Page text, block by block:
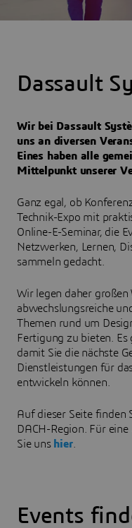
Dassault
Wir bei Dassault
uns an diversen
Eines haben alle
Mittelpunkt unserer
Ganz egal, ob
Technik-Expo mit
Online-E-Seminar, die
Netzwerken, Lernen,
sammeln gedacht.
Wir legen daher
abwechslungsreiche
Themen rund um
Fertigung zu bieten.
damit Sie die nächste
Dienstleistungen für
entwickeln können.
Auf dieser Seite finden
DACH-Region. Für
Sie uns hier.
Events